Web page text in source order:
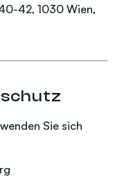
42, 1030 Wien,
Sie sich